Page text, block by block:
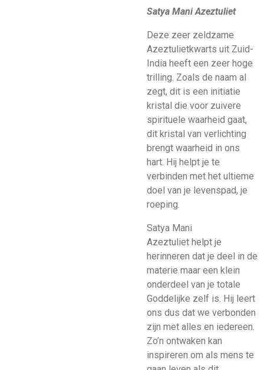
Satya Mani Azeztuliet
Deze zeer zeldzame
Azeztulietkwarts uit Zuid-
India heeft een zeer hoge
trilling. Zoals de naam al
zegt, dit is een initiatie
kristal die voor zuivere
spirituele waarheid gaat,
dit kristal van verlichting
brengt waarheid in ons
hart. Hij helpt je te
verbinden met het ultieme
doel van je levenspad, je
roeping.
Satya Mani
Azeztuliet helpt je
herinneren dat je deel in de
materie maar een klein
onderdeel van je totale
Goddelijke zelf is. Hij leert
ons dus dat we verbonden
zijn met alles en iedereen.
Zo’n ontwaken kan
inspireren om als mens te